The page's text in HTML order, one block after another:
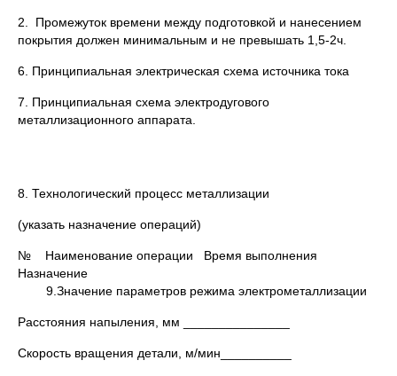
2. Промежуток времени между подготовкой и нанесением
покрытия должен минимальным и не превышать 1,5-2ч.
6. Принципиальная электрическая схема источника тока
7. Принципиальная схема электродугового
металлизационного аппарата.
8. Технологический процесс металлизации
(указать назначение операций)
№ Наименование операции Время выполнения
Назначение
9.Значение параметров режима электрометаллизации
Расстояния напыления, мм _______________
Скорость вращения детали, м/мин__________